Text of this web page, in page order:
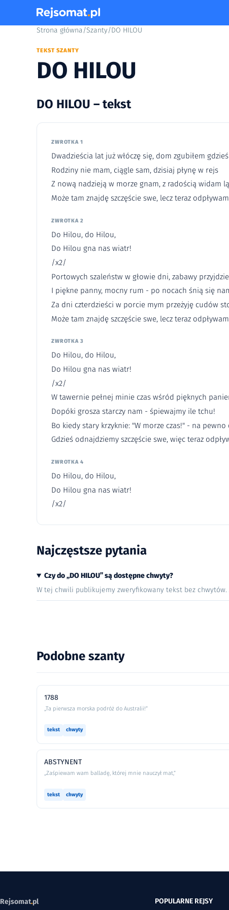
Strona główna/Szanty/DO HILOU
TEKST SZANTY
DO HILOU
DO HILOU – tekst
ZWROTKA 1
Dwadzieścia lat już włóczę się, dom zgubiłem gdzieś
Rodziny nie mam, ciągle sam, dzisiaj płynę w rejs
Z nową nadzieją w morze gnam, z radością widam
Może tam znajdę szczęście swe, lecz teraz
ZWROTKA 2
Do Hilou, do Hilou,
Do Hilou gna nas wiatr!
/x2/
Portowych szaleństw w głowie dni, zabawy
I piękne panny, mocny rum - po nocach śnią się
Za dni czterdzieści w porcie mym przeżyję cudów
Może tam znajdę szczęście swe, lecz teraz
ZWROTKA 3
Do Hilou, do Hilou,
Do Hilou gna nas wiatr!
/x2/
W tawernie pełnej minie czas wśród pięknych
Dopóki grosza starczy nam - śpiewajmy ile tchu!
Bo kiedy stary krzyknie: "W morze czas!" - na
Gdzieś odnajdziemy szczęście swe, więc teraz
ZWROTKA 4
Do Hilou, do Hilou,
Do Hilou gna nas wiatr!
/x2/
Najczęstsze pytania
Czy do „DO HILOU” są dostępne chwyty?
W tej chwili publikujemy zweryfikowany tekst bez
Podobne szanty
1788
„Ta pierwsza morska podróż do Australii!”
tekst chwyty
ABSTYNENT
„Zaśpiewam wam balladę, której mnie nauczył mat,”
tekst chwyty
Rejsomat.pl POPULARNE REJSY